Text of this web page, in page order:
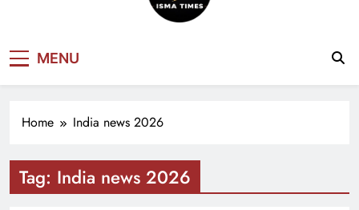
NEWS
MENU
Home India news 2026
Tag: India news 2026